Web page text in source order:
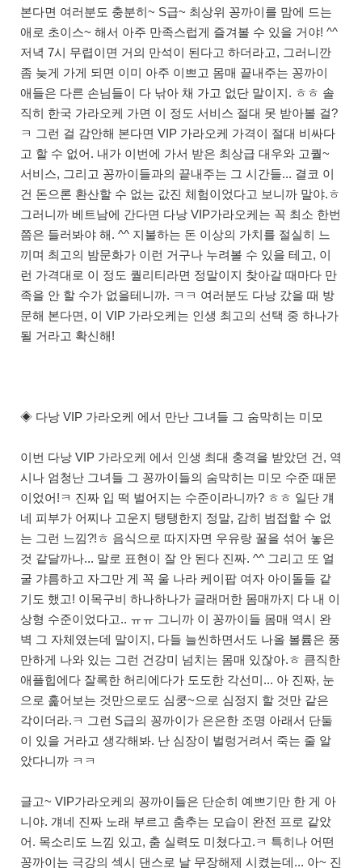
본다면 여러분도 충분히~ S급~ 최상위 꽁까이를 맘에 드는
애로 초이스~ 해서 아주 만족스럽게 즐겨볼 수 있을 거야! ^^
저녁 7시 무렵이면 거의 만석이 된다고 하더라고, 그러니깐
좀 늦게 가게 되면 이미 아주 이쁘고 몸매 끝내주는 꽁까이
애들은 다른 손님들이 다 낚아 채 가고 없단 말이지. ㅎㅎ 솔
직히 한국 가라오케 가면 이 정도 서비스 절대 못 받아볼 걸?
ㅋ 그런 걸 감안해 본다면 VIP 가라오케 가격이 절대 비싸다
고 할 수 없어. 내가 이번에 가서 받은 최상급 대우와 고퀄~
서비스, 그리고 꽁까이들과의 끝내주는 그 시간들... 결코 이
건 돈으론 환산할 수 없는 값진 체험이었다고 보니까 말야.ㅎ
그러니까 베트남에 간다면 다낭 VIP가라오케는 꼭 최소 한번
쯤은 들러봐야 해. ^^ 지불하는 돈 이상의 가치를 절실히 느
끼며 최고의 밤문화가 이런 거구나 누려볼 수 있을 테고, 이
런 가격대로 이 정도 퀄리티라면 정말이지 찾아갈 때마다 만
족을 안 할 수가 없을테니까. ㅋㅋ 여러분도 다낭 갔을 때 방
문해 본다면, 이 VIP 가라오케는 인생 최고의 선택 중 하나가
될 거라고 확신해!
◈ 다낭 VIP 가라오케 에서 만난 그녀들 그 숨막히는 미모
이번 다낭 VIP 가라오케 에서 인생 최대 충격을 받았던 건, 역
시나 엄청난 그녀들 그 꽁까이들의 숨막히는 미모 수준 때문
이었어!ㅋ 진짜 입 떡 벌어지는 수준이라니까? ㅎㅎ 일단 걔
네 피부가 어찌나 고운지 탱탱한지 정말, 감히 범접할 수 없
는 그런 느낌?!ㅎ 음식으로 따지자면 우유랑 꿀을 섞어 놓은
것 같달까나... 말로 표현이 잘 안 된다 진짜. ^^ 그리고 또 얼
굴 갸름하고 자그만 게 꼭 울 나라 케이팝 여자 아이돌들 같
기도 했고! 이목구비 하나하나가 글래머한 몸매까지 다 내 이
상형 수준이었다고.. ㅠㅠ 그니까 이 꽁까이들 몸매 역시 완
벽 그 자체였는데 말이지, 다들 늘씬하면서도 나올 볼륨은 풍
만하게 나와 있는 그런 건강미 넘치는 몸매 있잖아.ㅎ 큼직한
애플힙에다 잘록한 허리에다가 도도한 각선미... 아 진짜, 눈
으로 훑어보는 것만으로도 심쿵~으로 심정지 할 것만 같은
각이더라.ㅋ 그런 S급의 꽁까이가 은은한 조명 아래서 단둘
이 있을 거라고 생각해봐. 난 심장이 벌렁거려서 죽는 줄 알
았다니까 ㅋㅋ
글고~ VIP가라오케의 꽁까이들은 단순히 예쁘기만 한 게 아
니야. 걔네 진짜 노래 부르고 춤추는 모습이 완전 프로 같았
어. 목소리도 느낌 있고, 춤 실력도 미쳤다고.ㅋ 특히나 어떤
꽁까이는 극강의 섹시 댄스로 날 무장해제 시켰는데... 아~ 진